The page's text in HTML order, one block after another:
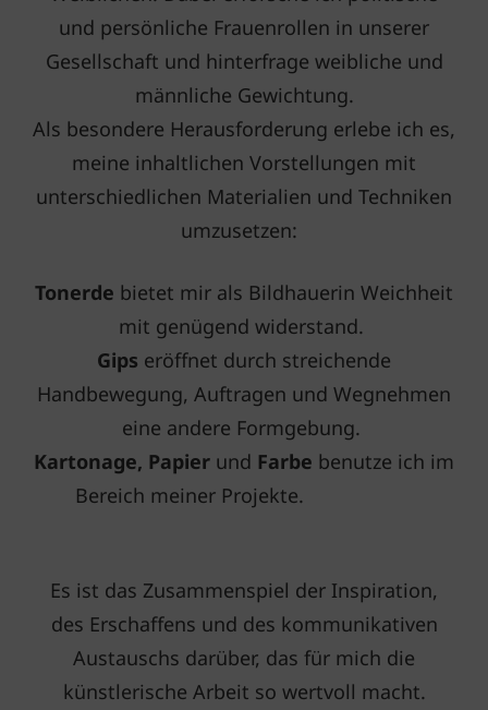
und persönliche Frauenrollen in unserer
Gesellschaft und hinterfrage weibliche und
männliche Gewichtung.
Als besondere Herausforderung erlebe ich es,
meine inhaltlichen Vorstellungen mit
unterschiedlichen Materialien und Techniken
umzusetzen:
Tonerde bietet mir als Bildhauerin Weichheit
mit genügend widerstand.
Gips eröffnet durch streichende
Handbewegung, Auftragen und Wegnehmen
eine andere Formgebung.
Kartonage, Papier und Farbe benutze ich im
Bereich meiner Projekte.
Es ist das Zusammenspiel der Inspiration,
des Erschaffens und des kommunikativen
Austauschs darüber, das für mich die
künstlerische Arbeit so wertvoll macht.